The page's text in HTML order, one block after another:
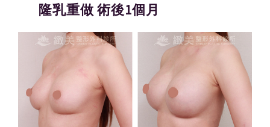
隆乳重做 術後1個月